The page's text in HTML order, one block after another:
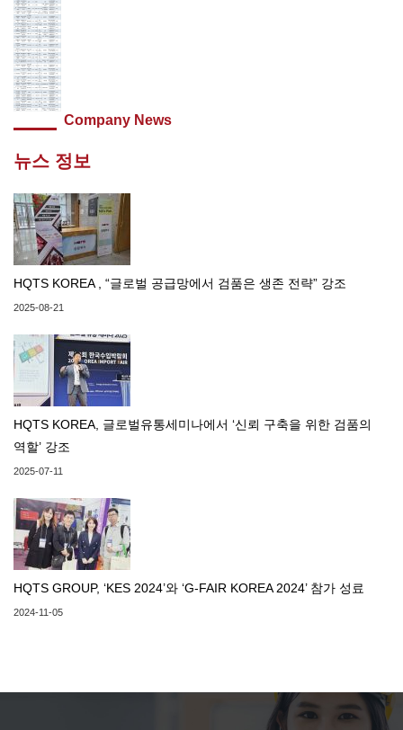
Company News
뉴스 정보
HQTS KOREA , “글로벌 공급망에서 검품은 생존 전략” 강조
2025-08-21
HQTS KOREA, 글로벌유통세미나에서 ‘신뢰 구축을 위한 검품의
역할’ 강조
2025-07-11
HQTS GROUP, ‘KES 2024’와 ‘G-FAIR KOREA 2024’ 참가 성료
2024-11-05